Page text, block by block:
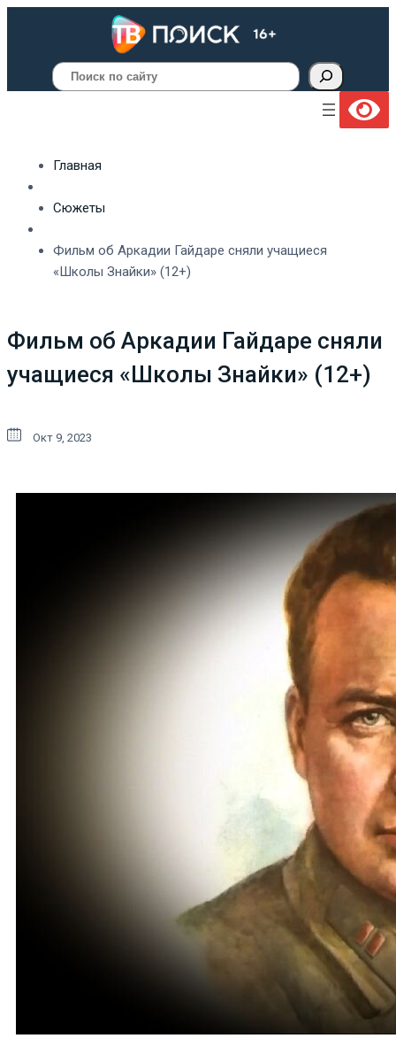
Поиск
Главная
Сюжеты
Фильм об Аркадии Гайдаре сняли учащиеся
«Школы Знайки» (12+)
Фильм об Аркадии Гайдаре сняли
учащиеся «Школы Знайки» (12+)
Окт 9, 2023